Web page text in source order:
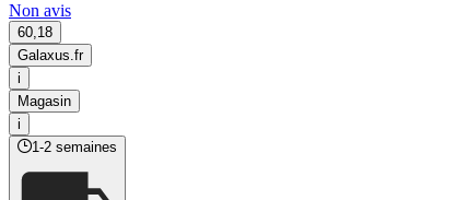
Non avis
60,18
Galaxus.fr
i
Magasin
i
1-2 semaines